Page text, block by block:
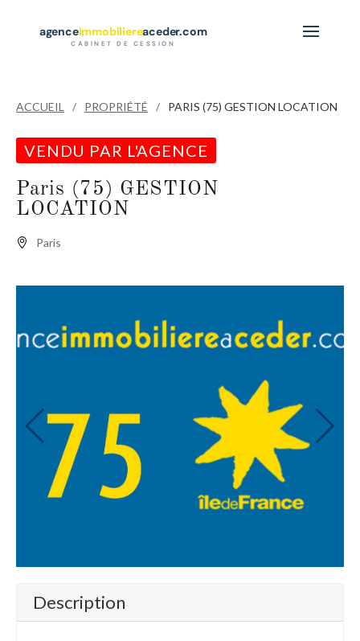
agenceimmobiliereaceder.com
CABINET DE CESSION
ACCUEIL PROPRIÉTÉ PARIS (75) GESTION LOCATION
VENDU PAR L'AGENCE
Paris (75) GESTION
LOCATION
Paris
Description